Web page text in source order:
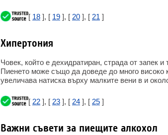
[ 18 ], [ 19 ], [ 20 ], [ 21 ]
Хипертония
Човек, който е дехидратиран, страда от запек
Пиенето може също да доведе до много високо
увеличава натиска върху малките вени в и
[ 22 ], [ 23 ], [ 24 ], [ 25 ]
Важни съвети за пиещите алкохол